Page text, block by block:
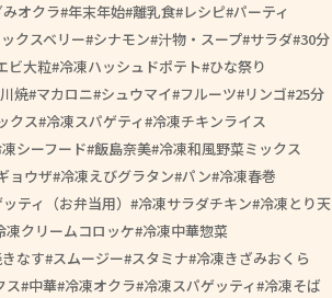
オクラ 年末年始 離乳食 レシピ パーティ
クスベリー シナモン 汁物・スープ サラダ 30分
ビ大粒 冷凍ハッシュドポテト ひな祭り
焼 マカロニ シュウマイ フルーツ リンゴ 25分
クス 冷凍スパゲティ 冷凍チキンライス
シーフード 飯島奈美 冷凍和風野菜ミックス
ョウザ 冷凍えびグラタン パン 冷凍春巻
ティ（お弁当用） 冷凍サラダチキン 冷凍とり天
凍クリームコロッケ 冷凍中華惣菜
なす スムージー スタミナ 冷凍きざみおくら
ス 中華 冷凍オクラ 冷凍スパゲッティ 冷凍そば